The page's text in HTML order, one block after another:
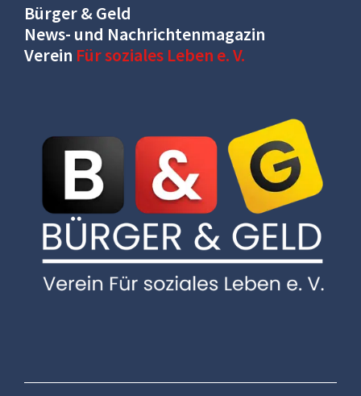
Bürger & Geld
News- und Nachrichtenmagazin
Verein Für soziales Leben e. V.